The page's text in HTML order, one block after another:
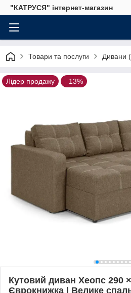
"КАТРУСЯ" інтернет-магазин
Товари та послуги
Лідер продажу –13%
Кутовий диван Хеопс 290
Єврокнижка | Велике